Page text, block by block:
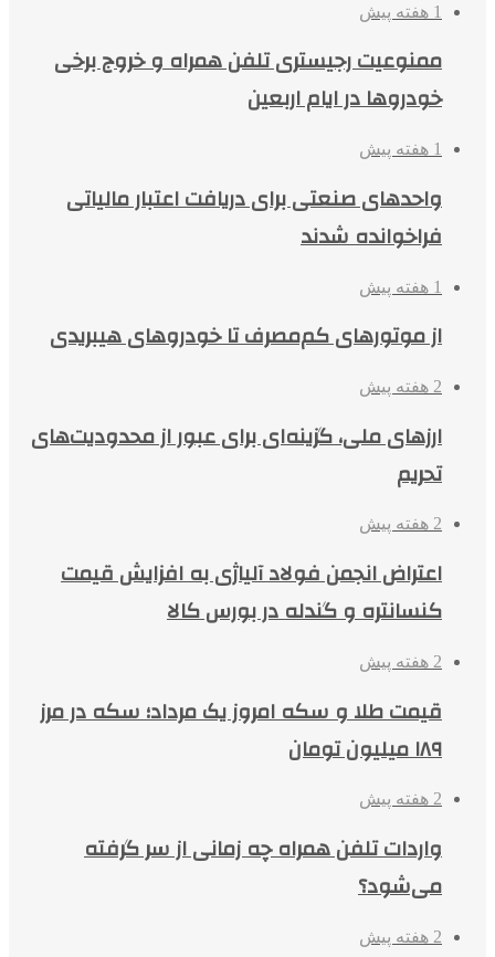
1 هفته پیش
ممنوعیت رجیستری تلفن همراه و خروج برخی
خودروها در ایام اربعین
1 هفته پیش
واحدهای صنعتی برای دریافت اعتبار مالیاتی
فراخوانده شدند
1 هفته پیش
از موتورهای کم‌مصرف تا خودروهای هیبریدی
2 هفته پیش
ارزهای ملی، گزینه‌ای برای عبور از محدودیت‌های
تحریم
2 هفته پیش
اعتراض انجمن فولاد آلیاژی به افزایش قیمت
کنسانتره و گندله در بورس کالا
2 هفته پیش
قیمت طلا و سکه امروز یک مرداد؛ سکه در مرز
۱۸۹ میلیون تومان
2 هفته پیش
واردات تلفن همراه چه زمانی از سر گرفته
می‌شود؟
2 هفته پیش